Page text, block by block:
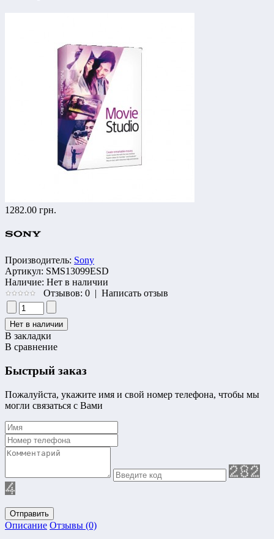
1282.00 грн.
Производитель: Sony
Артикул: SMS13099ESD
Наличие: Нет в наличии
Отзывов: 0 | Написать отзыв
В закладки
В сравнение
Быстрый заказ
Пожалуйста, укажите имя и свой номер телефона, чтобы мы
могли связаться с Вами
Отправить
Описание Отзывы (0)